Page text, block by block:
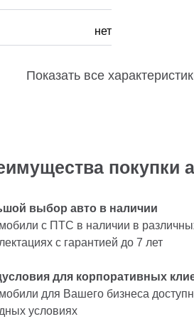
нет
Показать все
покупки
выбор авто в наличии
с ПТС в наличии в
с гарантией до 7 лет
для корпоративных
для Вашего бизнеса
условиях